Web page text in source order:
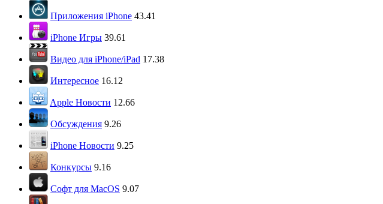
Приложения iPhone 43.41
iPhone Игры 39.61
Видео для iPhone/iPad 17.38
Интересное 16.12
Apple Новости 12.66
Обсуждения 9.26
iPhone Новости 9.25
Конкурсы 9.16
Софт для MacOS 9.07